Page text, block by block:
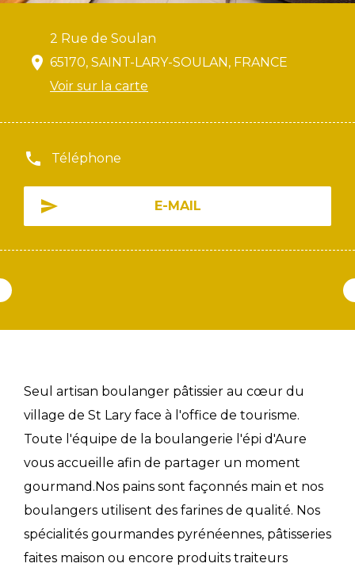
2 Rue de Soulan
65170, SAINT-LARY-SOULAN, FRANCE
Voir sur la carte
Téléphone
E-MAIL
Seul artisan boulanger pâtissier au cœur du
village de St Lary face à l'office de tourisme.
Toute l'équipe de la boulangerie l'épi d'Aure
vous accueille afin de partager un moment
gourmand.Nos pains sont façonnés main et nos
boulangers utilisent des farines de qualité. Nos
spécialités gourmandes pyrénéennes, pâtisseries
faites maison ou encore produits traiteurs